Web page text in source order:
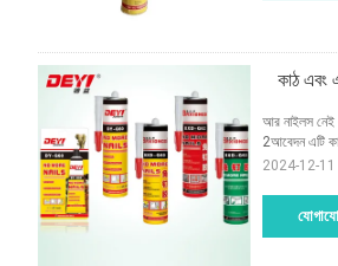
কাঠ এবং
আর নাইলস নেই
2আবেদন এটি
2024-12-